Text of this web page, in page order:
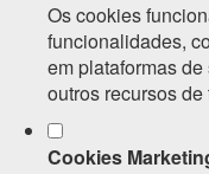
Os cookies
funcionalidades,
em plataformas
outros recursos de
Cookies